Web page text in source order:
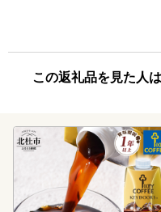
この返礼品を見た人